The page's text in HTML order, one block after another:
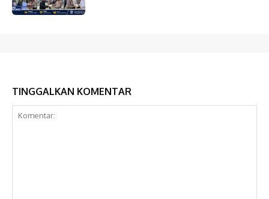
TINGGALKAN KOMENTAR